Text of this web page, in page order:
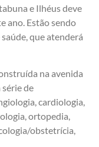
e Ilhéus deve
ano. Estão sendo
que atenderá
na avenida
série de
cardiologia,
ortopedia,
obstetrícia,